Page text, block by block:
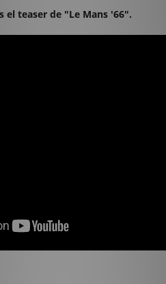
el teaser de "Le Mans '66".